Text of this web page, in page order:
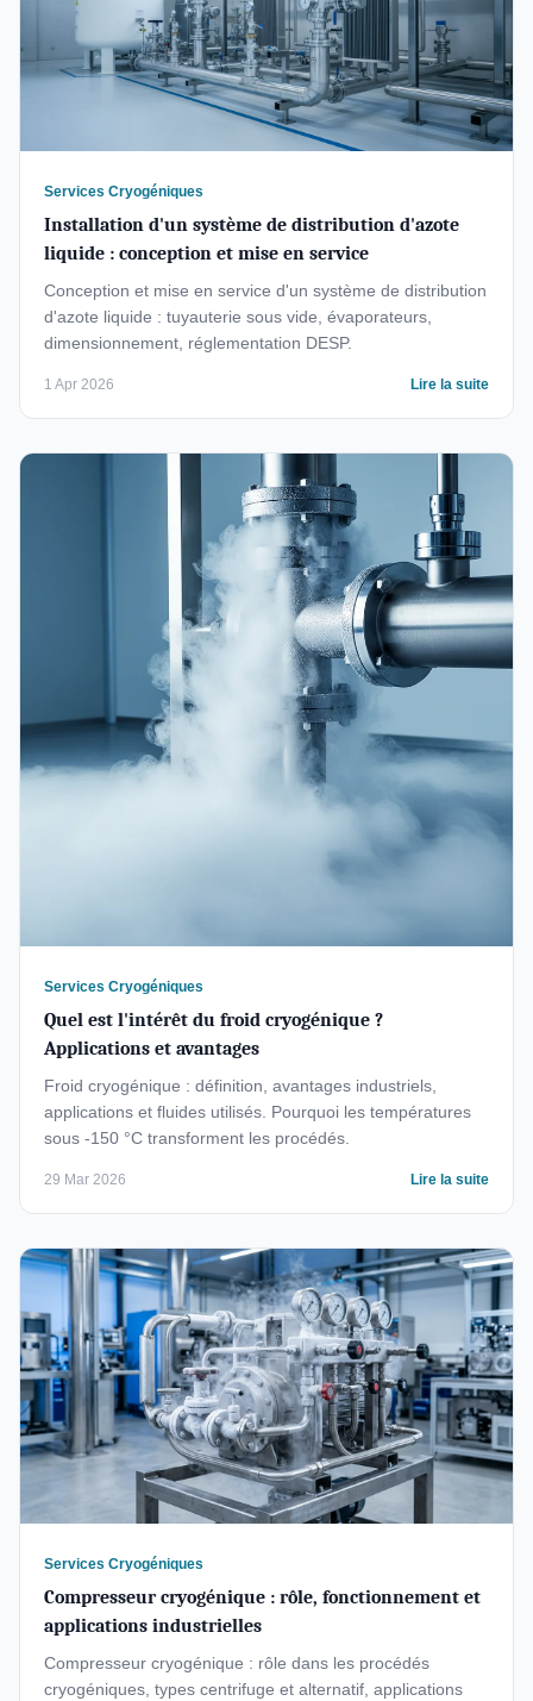
Services Cryogéniques
Installation d'un système de distribution d'azote
liquide : conception et mise en service
Conception et mise en service d'un système de distribution
d'azote liquide : tuyauterie sous vide, évaporateurs,
dimensionnement, réglementation DESP.
1 Apr 2026 Lire la suite
Services Cryogéniques
Quel est l'intérêt du froid cryogénique ?
Applications et avantages
Froid cryogénique : définition, avantages industriels,
applications et fluides utilisés. Pourquoi les températures
sous -150 °C transforment les procédés.
29 Mar 2026 Lire la suite
Services Cryogéniques
Compresseur cryogénique : rôle, fonctionnement et
applications industrielles
Compresseur cryogénique : rôle dans les procédés
cryogéniques, types centrifuge et alternatif, applications